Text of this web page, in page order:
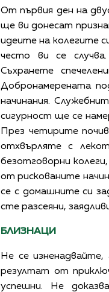
От първия ден на
ще ви донесат
идеите на колегите
често ви се
Съхранете
Добронамерената
начинания.
сигурност ще се
През четирите
отхвърляте с
безотговорни
от рискованите
се с домашните си
сте разсеяни,
БЛИЗНАЦИ
Не се
резултат от
успешни. Не